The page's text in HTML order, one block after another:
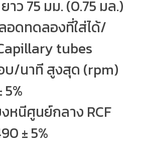
าว 75 มม. (0.75 มล.)
อดทดลองที่ใส่ได้/
tubes
บ/นาที สูงสุด (rpm)
หนีศูนย์กลาง RCF
± 5%